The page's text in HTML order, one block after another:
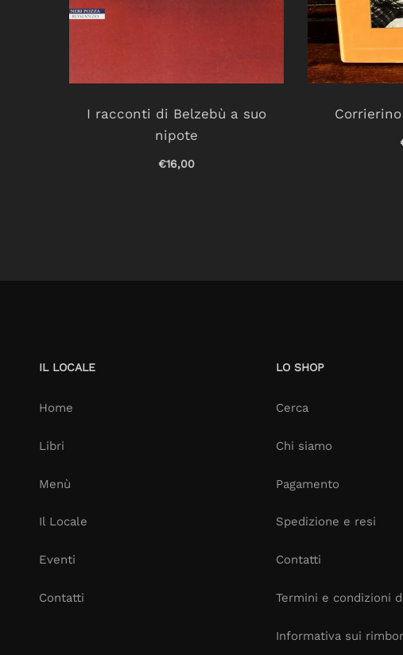
I racconti di Belzebù a suo
nipote
€16,00
IL LOCALE
Home
Libri
Menù
Il Locale
Eventi
Contatti
LO SHOP
Cerca
Chi siamo
Pagamento
Spedizione e resi
Contatti
Termini e condizioni
Informativa sui